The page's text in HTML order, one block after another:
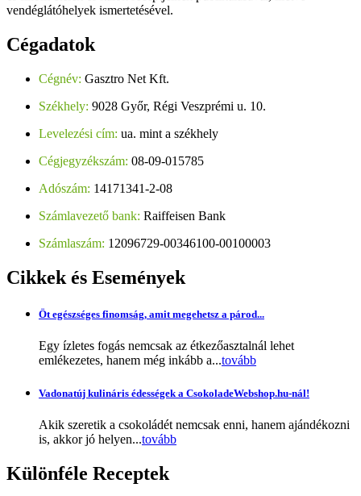
vendéglátóhelyek ismertetésével.
Cégadatok
Cégnév: Gasztro Net Kft.
Székhely: 9028 Győr, Régi Veszprémi u. 10.
Levelezési cím: ua. mint a székhely
Cégjegyzékszám: 08-09-015785
Adószám: 14171341-2-08
Számlavezető bank: Raiffeisen Bank
Számlaszám: 12096729-00346100-00100003
Cikkek és Események
Öt egészséges finomság, amit megehetsz a párod...
Egy ízletes fogás nemcsak az étkezőasztalnál lehet
emlékezetes, hanem még inkább a...tovább
Vadonatúj kulináris édességek a CsokoladeWebshop.hu-nál!
Akik szeretik a csokoládét nemcsak enni, hanem ajándékozni
is, akkor jó helyen...tovább
Különféle Receptek